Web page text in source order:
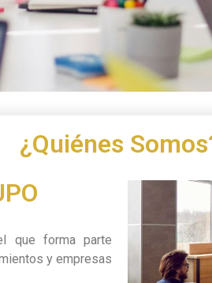
¿Quiénes
que forma parte
y empresas